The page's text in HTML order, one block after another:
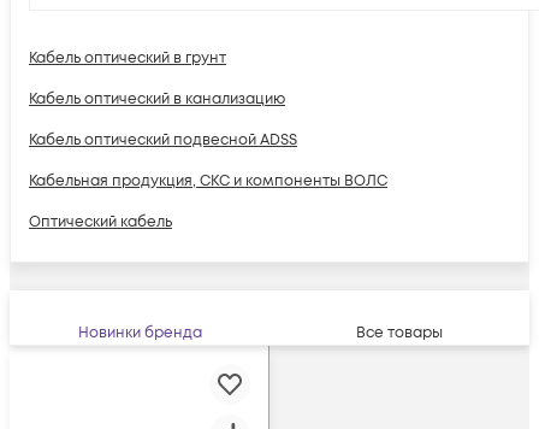
Кабель оптический в грунт
Кабель оптический в канализацию
Кабель оптический подвесной ADSS
Кабельная продукция, СКС и компоненты ВОЛС
Оптический кабель
Новинки бренда Все товары